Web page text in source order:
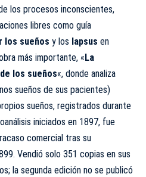
los procesos inconscientes,
libres como guía
los sueños y los lapsus en
más importante, « La
los sueños«, donde analiza
sueños de sus pacientes)
sueños, registrados durante
iniciados en 1897, fue
comercial tras su
Vendió solo 351 copias en sus
la segunda edición no se publicó